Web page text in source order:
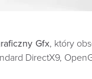
Gfx, który
DirectX9,